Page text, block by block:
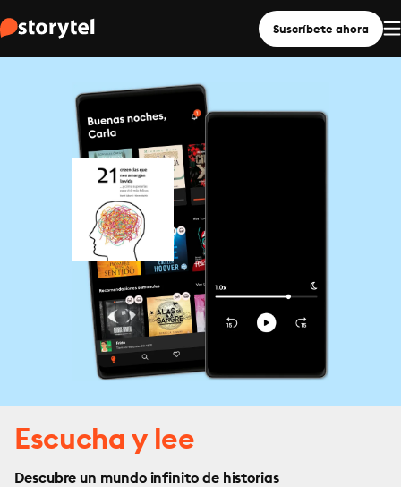
Suscríbete ahora
Escucha y lee
Descubre un mundo infinito de historias